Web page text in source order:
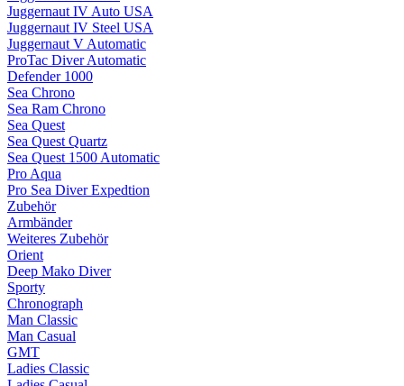
Juggernaut IV Auto USA
Juggernaut IV Steel USA
Juggernaut V Automatic
ProTac Diver Automatic
Defender 1000
Sea Chrono
Sea Ram Chrono
Sea Quest
Sea Quest Quartz
Sea Quest 1500 Automatic
Pro Aqua
Pro Sea Diver Expedtion
Zubehör
Armbänder
Weiteres Zubehör
Orient
Deep Mako Diver
Sporty
Chronograph
Man Classic
Man Casual
GMT
Ladies Classic